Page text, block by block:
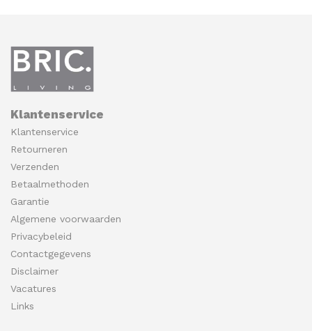
Klantenservice
Klantenservice
Retourneren
Verzenden
Betaalmethoden
Garantie
Algemene voorwaarden
Privacybeleid
Contactgegevens
Disclaimer
Vacatures
Links